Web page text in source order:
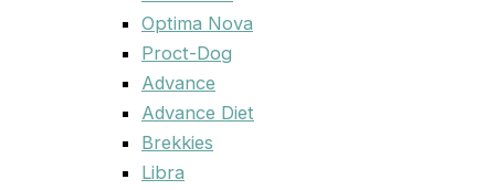
Optima Nova
Proct-Dog
Advance
Advance Diet
Brekkies
Libra